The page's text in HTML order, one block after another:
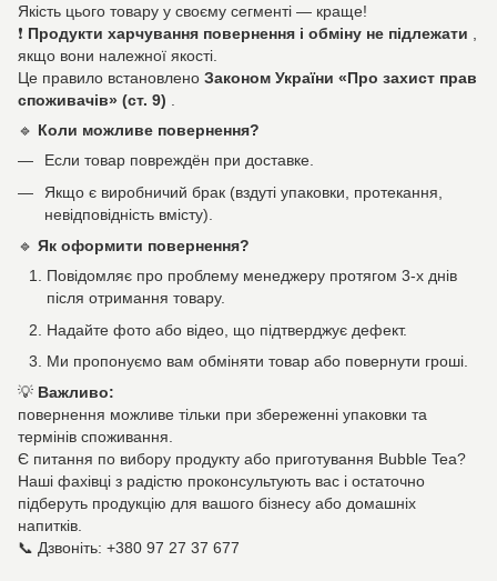
Якість цього товару у своєму сегменті — краще!
❗ Продукти харчування повернення і обміну не підлежати ,
якщо вони належної якості.
Це правило встановлено Законом України «Про захист прав
споживачів» (ст. 9) .
🔹 Коли можливе повернення?
Если товар повреждён при доставке.
Якщо є виробничий брак (вздуті упаковки, протекання,
невідповідність вмісту).
🔹 Як оформити повернення?
Повідомляє про проблему менеджеру протягом 3-х днів
після отримання товару.
Надайте фото або відео, що підтверджує дефект.
Ми пропонуємо вам обміняти товар або повернути гроші.
💡 Важливо:
повернення можливе тільки при збереженні упаковки та
термінів споживання.
Є питання по вибору продукту або приготування Bubble Tea?
Наші фахівці з радістю проконсультують вас і остаточно
підберуть продукцію для вашого бізнесу або домашніх
напитків.
📞 Дзвоніть: +380 97 27 37 677